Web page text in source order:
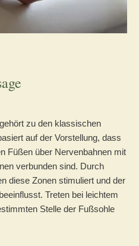
zu den klassischen
auf der Vorstellung, dass
Füßen über Nervenbahnen mit
verbunden sind. Durch
diese Zonen stimuliert und der
Treten bei leichtem
Stelle der Fußsohle